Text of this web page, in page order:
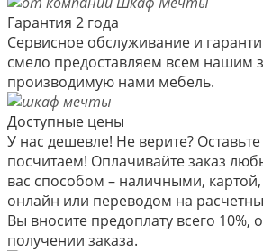
Гарантия 2 года
Сервисное обслуживание и
смело предоставляем всем нашим
производимую нами мебель.
Доступные цены
У нас дешевле! Не верите? Оставьте
посчитаем! Оплачивайте заказ
вас способом – наличными, картой,
онлайн или переводом на
Вы вносите предоплату всего 10%,
получении заказа.